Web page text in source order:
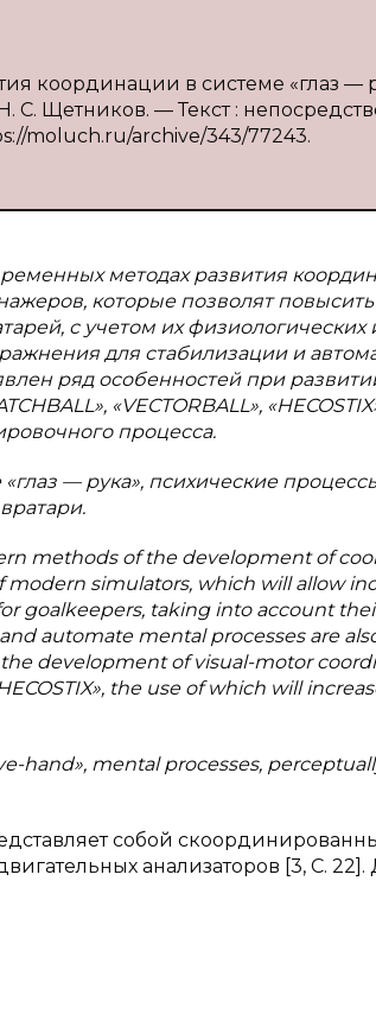
координации в системе «глаз —
С. Щетников. — Текст :
moluch.ru/archive/343/77243.
методах развития
которые позволят
с учетом их физиологических
для стабилизации и
ряд особенностей при
«VECTORBALL»,
процесса.
— рука», психические
methods of the development of
simulators, which will allow
goalkeepers, taking into account
automate mental processes are
development of visual-motor
the use of which will
hand», mental processes,
собой
анализаторов [3, C.